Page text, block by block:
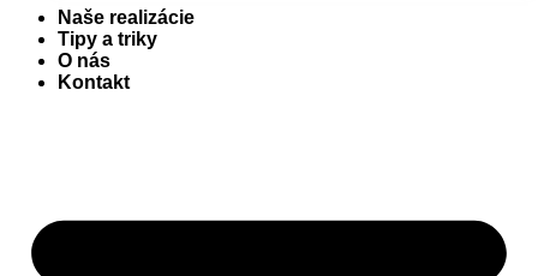
Naše realizácie
Tipy a triky
O nás
Kontakt